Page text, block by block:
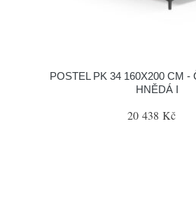
POSTEL PK 34 160X200 CM -
HNĚDÁ I
20 438 Kč